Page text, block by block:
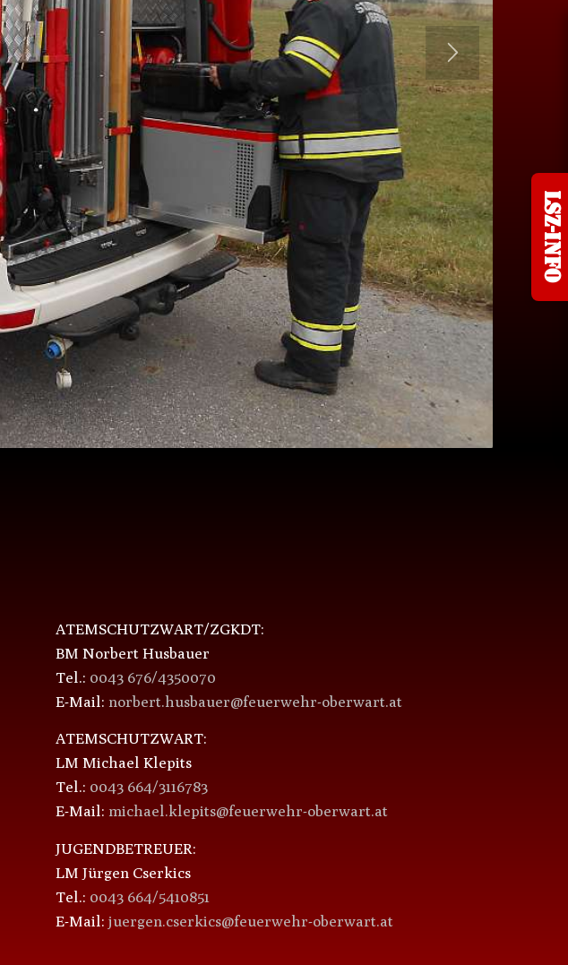
ATEMSCHUTZWART/ZGKDT:
BM Norbert Husbauer
Tel.: 0043 676/4350070
E-Mail: norbert.husbauer@feuerwehr-oberwart.at
ATEMSCHUTZWART:
LM Michael Klepits
Tel.: 0043 664/3116783
E-Mail: michael.klepits@feuerwehr-oberwart.at
JUGENDBETREUER:
LM Jürgen Cserkics
Tel.: 0043 664/5410851
E-Mail:juergen.cserkics@feuerwehr-oberwart.at
LSZ-Info